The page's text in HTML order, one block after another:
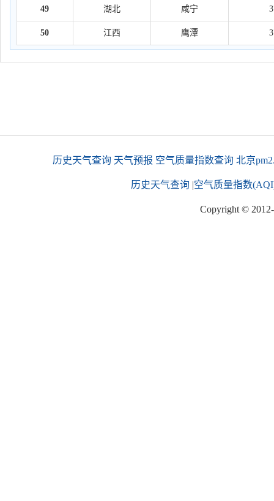
49 湖北 咸宁
50 江西 鹰潭
历史天气查询 天气预报 空气质量指数查询 北京
历史天气查询 |空气质量指数
Copyright ©